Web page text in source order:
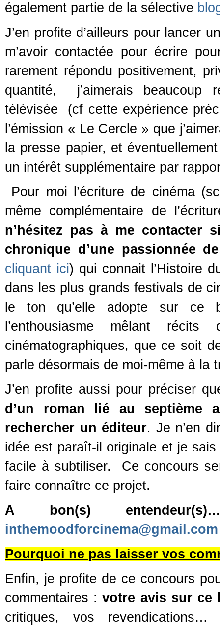
également partie de la sélective
J’en profite d’ailleurs pour lancer
m’avoir contactée pour écrire
rarement répondu positivement,
quantité, j’aimerais beaucoup
télévisée (cf cette expérience
l’émission « Le Cercle » que
la presse papier, et
un intérêt supplémentaire par
Pour moi l’écriture de cinéma
même complémentaire de
n’hésitez pas à me contacter
chronique d’une passionnée
cliquant ici) qui connait l’Histoire
dans les plus grands festivals de
le ton qu’elle adopte sur ce
l’enthousiasme mêlant
cinématographiques, que ce soit
parle désormais de moi-même à la
J’en profite aussi pour préciser
d’un roman lié au septième
rechercher un éditeur. Je n’en
idée est paraît-il originale et je
facile à subtiliser. Ce concours
faire connaître ce projet.
A bon(s)
inthemoodforcinema@gmail.com
Pourquoi ne pas laisser vos
Enfin, je profite de ce concours
commentaires :votre avis sur ce
critiques, vos